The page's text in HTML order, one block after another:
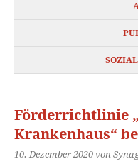
Förderrichtlinie
Krankenhaus“
10. Dezember 2020 von